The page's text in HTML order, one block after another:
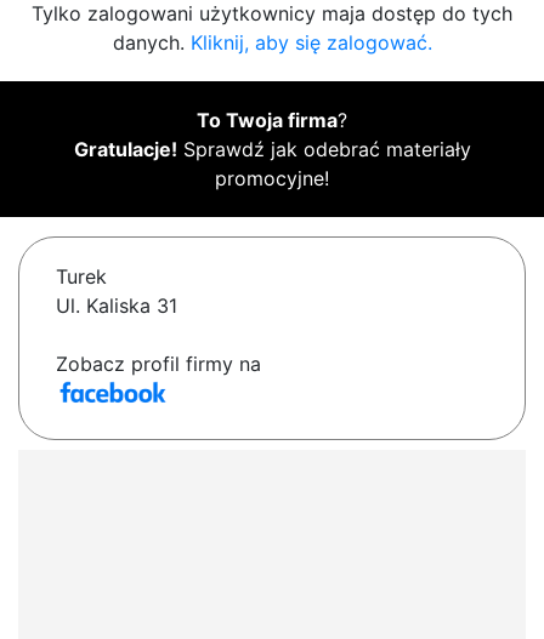
Tylko zalogowani użytkownicy maja dostęp do tych
danych. Kliknij, aby się zalogować.
To Twoja firma?
Gratulacje! Sprawdź jak odebrać materiały
promocyjne!
Turek
Ul. Kaliska 31
Zobacz profil firmy na